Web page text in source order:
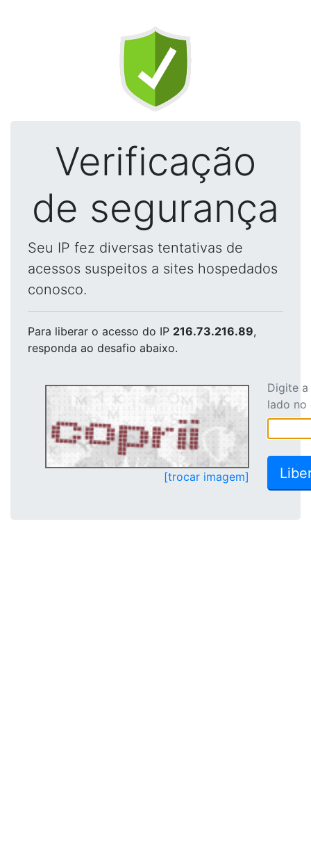
Verificação
de segurança
Seu IP fez diversas tentativas de
acessos suspeitos a sites hospedados
conosco.
Para liberar o acesso do IP 216.73.216.89,
responda ao desafio abaixo.
[trocar imagem]
Digite
lado no